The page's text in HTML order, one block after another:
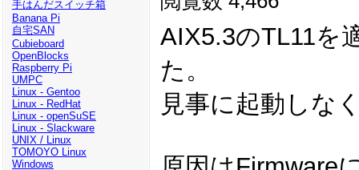
手はんだスイッチ箱
Banana Pi
自宅SAN
Cubieboard
OpenBlocks
Raspberry Pi
UMPC
Linux - Gentoo
Linux - RedHat
Linux - openSuSE
Linux - Slackware
UNIX / Linux
TOMOYO Linux
Windows
AIX5.3のTL11を
た。
見事に起動しな